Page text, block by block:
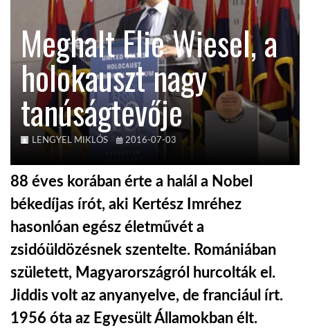
TROPICALMAGAZIN
GLOBOTV
AFRIKA TUDÁSTÁR
A NAP SZÉPE
LINKTR.EE
GLOBOZSARU
DOBRAVERO.HU
LATIMO.HU
Meghalt Elie Wiesel, a
holokauszt nagy
tanúságtevője
LENGYEL MIKLÓS 2016-07-03
88 éves korában érte a halál a Nobel
békedíjas írót, aki Kertész Imréhez
hasonlóan egész életművét a
zsidóüldözésnek szentelte. Romániában
született, Magyarországról hurcolták el.
Jiddis volt az anyanyelve, de franciául írt.
1956 óta az Egyesült Államokban élt.